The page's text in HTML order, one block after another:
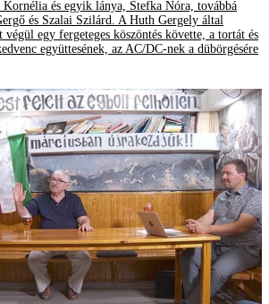
Kornélia és egyik lánya, Stefka Nóra, továbbá
és Szalai Szilárd. A Huth Gergely által
egy fergeteges köszöntés követte, a tortát és
együttesének, az AC/DC-nek a dübörgésére